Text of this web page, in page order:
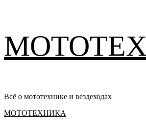
содержимому
Всё о мототехнике и вездеходах
Основное
МОТОТЕХНИКА